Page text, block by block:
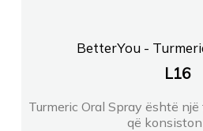
BetterYou -
L16
Turmeric Oral Spray është
që konsiston